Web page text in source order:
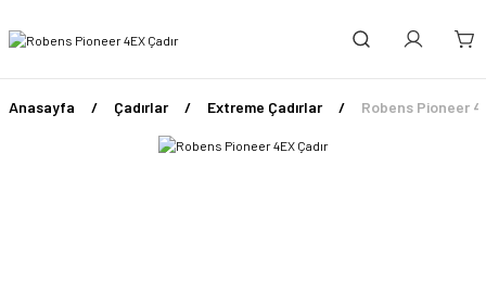
Anasayfa Çadırlar Extreme Çadırlar Robens Pioneer